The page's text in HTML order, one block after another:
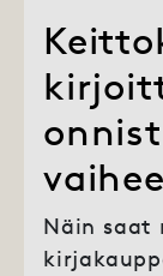
Näin saat